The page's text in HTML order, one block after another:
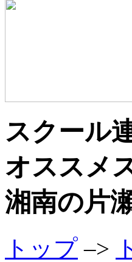
スクール
オススメ
湘南の片
トップ –>